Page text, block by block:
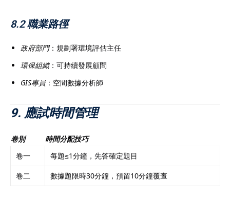
8.2 職業路徑
政府部門：規劃署環境評估主任
環保組織：可持續發展顧問
GIS專員：空間數據分析師
9. 應試時間管理
卷別
時間分配技巧
卷一
每題≤1分鐘，先答確定題目
卷二 數據題限時30分鐘，預留10分鐘覆查